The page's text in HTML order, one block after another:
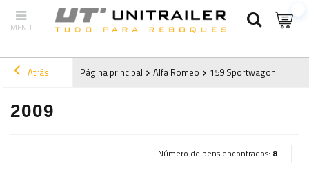
Atrás Página principal Alfa Romeo 159 Sportwagon (2006-
2009
Número de bens encontrados: 8